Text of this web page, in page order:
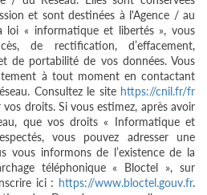
et sont destinées à l'Agence / au
loi « informatique et libertés », vous
de rectification, d’effacement,
de portabilité de vos données. Vous
à tout moment en contactant
Consultez le site https://cnil.fr/fr
droits. Si vous estimez, après avoir
que vos droits « Informatique et
vous pouvez adresser une
vous informons de l’existence de la
téléphonique « Bloctel », sur
ici : https://www.bloctel.gouv.fr.